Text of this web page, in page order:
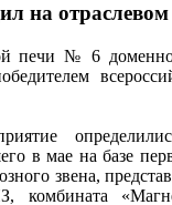
на
печи № 6
в мае на базе
звена,